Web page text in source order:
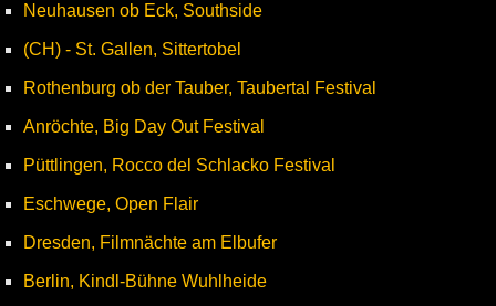
Neuhausen ob Eck, Southside
(CH) - St. Gallen, Sittertobel
Rothenburg ob der Tauber, Taubertal Festival
Anröchte, Big Day Out Festival
Püttlingen, Rocco del Schlacko Festival
Eschwege, Open Flair
Dresden, Filmnächte am Elbufer
Berlin, Kindl-Bühne Wuhlheide